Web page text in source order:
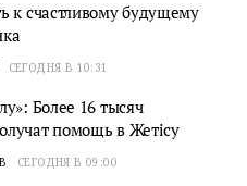
к счастливому будущему
СЕГОДНЯ В 10:31
Более 16 тысяч
помощь в Жетісу
СЕГОДНЯ В 09:00